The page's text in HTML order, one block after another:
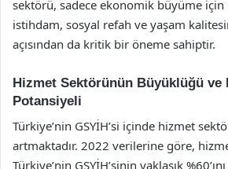
sektörü, sadece ekonomik büyüme için
istihdam, sosyal refah ve yaşam
açısından da kritik bir öneme sahiptir.
Hizmet Sektörünün Büyüklüğü ve
Potansiyeli
Türkiye’nin GSYİH’si içinde hizmet
artmaktadır. 2022 verilerine göre,
Türkiye’nin GSYİH’sinin yaklaşık